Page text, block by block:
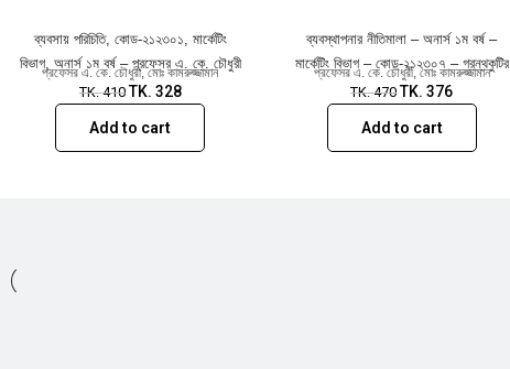
ব্যবসায় পরিচিতি, কোড-২১২৩০১, মার্কেটিং
বিভাগ, অনার্স ১ম বর্ষ – প্রফেসর এ. কে. চৌধুরী
প্রফেসর এ. কে. চৌধুরী,মোঃ কামরুজ্জামান
TK.410 TK. 328
Add to cart
ব্যবস্থাপনার নীতিমালা – অনার্স ১ম বর্ষ –
মার্কেটিং বিভাগ – কোড-২১২৩০৭ – গ্রন্থকুটির
প্রফেসর এ. কে. চৌধুরী, মোঃ কামরুজ্জামান
TK.470 TK.376
Add to cart